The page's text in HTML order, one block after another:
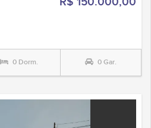
0 Dorm. 0 Gar.